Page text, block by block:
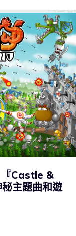
『Castle &
主題曲和遊